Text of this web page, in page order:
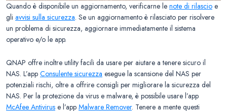
Quando è disponibile un aggiornamento, verificarne le note di rilascio e
gli avvisi sulla sicurezza. Se un aggiornamento è rilasciato per risolvere
un problema di sicurezza, aggiornare immediatamente il sistema
operativo e/o le app.
QNAP offre inoltre utility facili da usare per aiutare a tenere sicuro il
NAS. L’app Consulente sicurezza esegue la scansione del NAS per
potenziali rischi, oltre a offrire consigli per migliorare la sicurezza del
NAS. Per la protezione da virus e malware, è possibile usare l’app
McAfee Antivirus e l’app Malware Remover. Tenere a mente questi